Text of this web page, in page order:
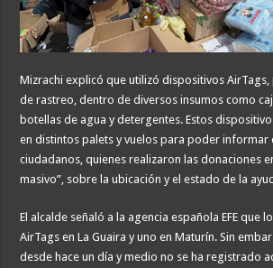
Mizrachi explicó que utilizó dispositivos
de rastreo, dentro de diversos insumos como
botellas de agua y detergentes. Estos
en distintos palets y vuelos para poder informar
ciudadanos, quienes realizaron las donaciones
masivo”, sobre la ubicación y el estado de la
El alcalde señaló a la agencia española EFE que
AirTags en La Guaira y uno en Maturín. Sin
desde hace un día y medio no se ha registrado